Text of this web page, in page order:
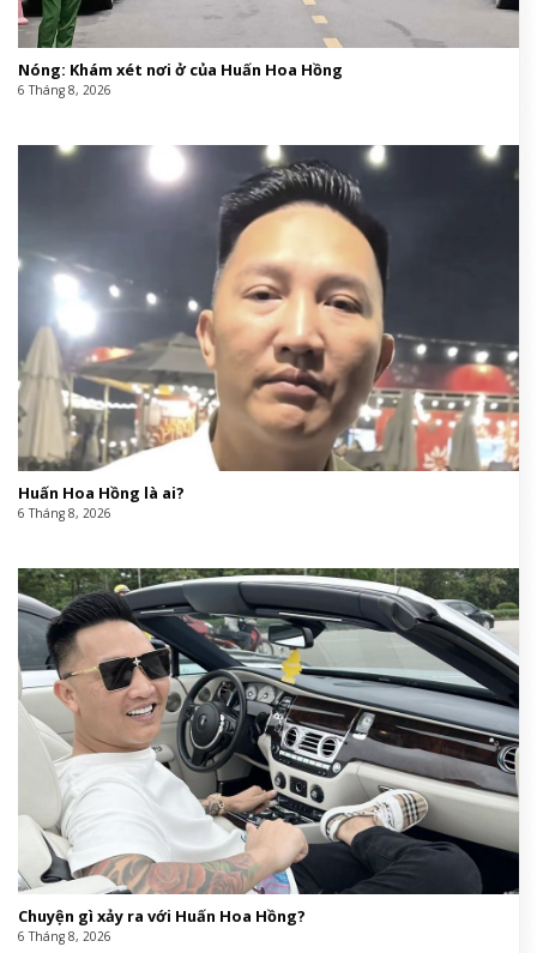
Nóng: Khám xét nơi ở của Huấn Hoa Hồng
6 Tháng 8, 2026
Huấn Hoa Hồng là ai?
6 Tháng 8, 2026
Chuyện gì xảy ra với Huấn Hoa Hồng?
6 Tháng 8, 2026